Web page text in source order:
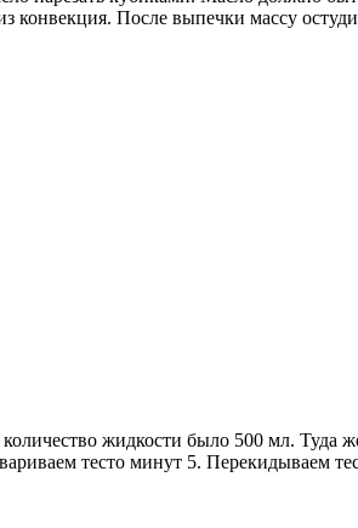
После выпечки массу
жидкости было 500 мл. Туда
тесто минут 5. Перекидываем